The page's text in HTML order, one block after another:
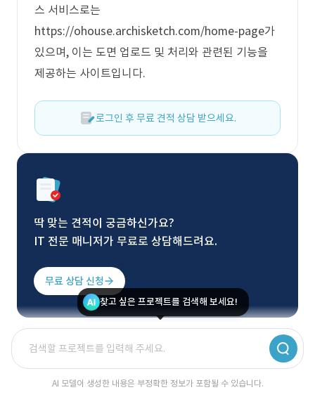
스 서비스로는
https://ohouse.archisketch.com/home-page가
있으며, 이는 도면 업로드 및 처리와 관련된 기능을
제공하는 사이트입니다.
로그인 후 무료 견적 상담 받으세요.
딱 맞는 견적이 궁금하신가요?
IT 전문 매니저가 무료로 상담해드려요.
무료 상담 신청
찾고 싶은 프로젝트를 검색해 보세요!
AI 모델이 생성한 내용은 부정확한 정보가 포함될 수 있습니다.